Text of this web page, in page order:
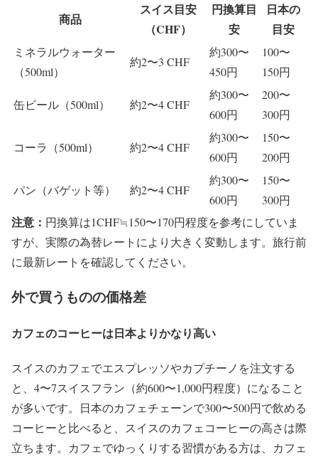
商品
スイス目安
（CHF）
円換算目
安
日本の
目安
ミネラルウォーター
（500ml）
約2〜3 CHF
約300〜
450円
100〜
150円
缶ビール（500ml） 約2〜4 CHF
約300〜
600円
200〜
300円
コーラ（500ml） 約2〜4 CHF
約300〜
600円
150〜
200円
パン（バゲット等） 約2〜4 CHF
約300〜
600円
150〜
300円
注意： 円換算は1CHF≒150〜170円程度を参考にしていま
すが、実際の為替レートにより大きく変動します。旅行前
に最新レートを確認してください。
外で買うものの価格差
カフェのコーヒーは日本よりかなり高い
スイスのカフェでエスプレッソやカプチーノを注文する
と、4〜7スイスフラン（約600〜1,000円程度）になること
が多いです。日本のカフェチェーンで300〜500円で飲める
コーヒーと比べると、スイスのカフェコーヒーの高さは際
立ちます。カフェでゆっくりする習慣がある方は、カフェ